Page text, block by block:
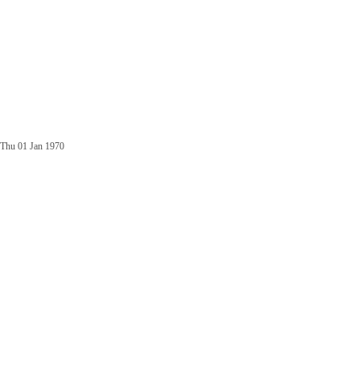
Thu 01 Jan 1970